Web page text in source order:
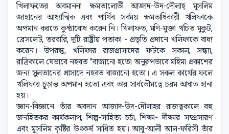
খিলাফতের অবমাননা ক্ষমতালোভী আজাদ-উদ-দৌলাহ্ মুসলিম
জাহানের আধ্যাত্মিক এবং পার্থিব সর্বময় ক্ষমতাধিকারী খলিফাকে
অপমান করতে কুণ্ঠাবোধ করেন নি। খিলাফত, মণি-মুক্তা খচিত মুকুট,
ব্রেসলেট, তরবারি, দুটি রাষ্ট্রীয় পতাকা - প্রভৃতি প্রদানে খলিফাকে বাধ্য
করেন। উপরন্তু, খলিফার রাজপ্রাসাদের ফটকে সকাল, সন্ধ্যা,
রাত্রিকালে যেভাবে নহবত "বাজানো হতো অনুরূপভাবে মহিমা প্রকাশের
জন্য সুলতানের প্রাসাদে নহবত বাজানো হতো। এ সকল কার্যের ফলে
খলিফার চূড়ান্ত অপমান হতো এবং তার সার্বভৌমত্বে চরম আঘাত হানা
হয়।
জ্ঞান-বিজ্ঞানে তাঁর অবদান আজাদ-উদ-দৌলাহর রাজত্বকালে বহু
জনহিতকর কার্যকলাপ, শিল্প-সাহিত্য চর্চা, শিক্ষা- দীক্ষার সম্প্রসারণ
এবং মুসলিম কৃষ্টির উৎকর্ষ সাধিত হয়। আবু-আলী আল-ফরিসী তাঁর